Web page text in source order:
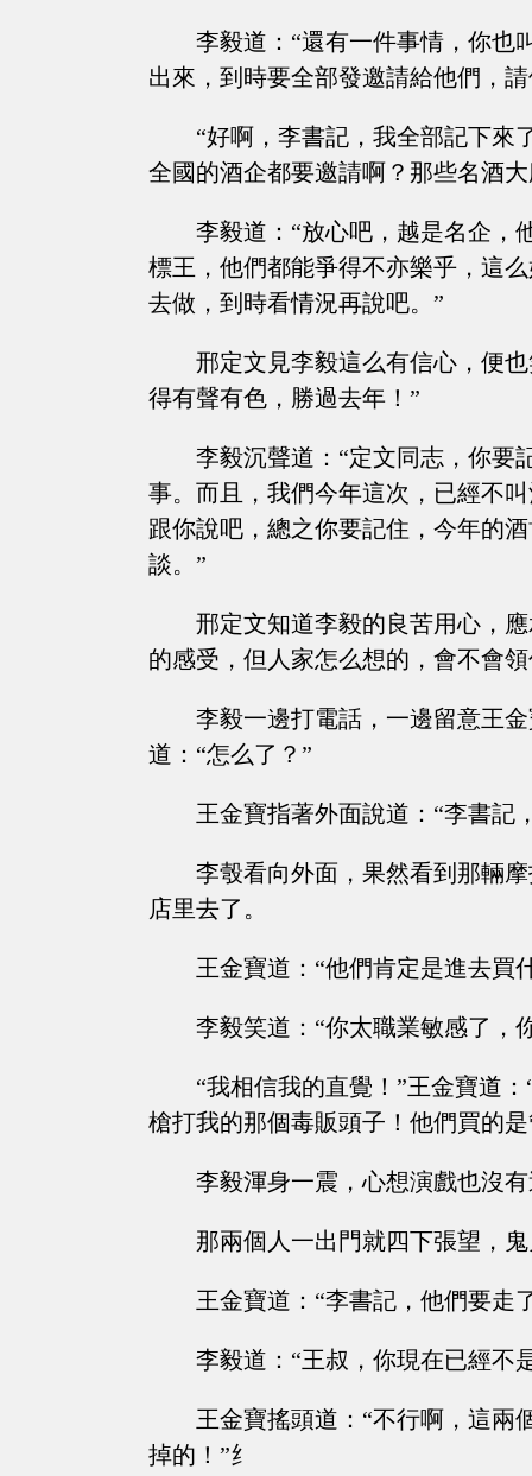
李毅道：“還有一件事情，你也
出來，到時要全部發邀請給他們，
“好啊，李書記，我全部記下來
全國的酒企都要邀請啊？那些名酒
李毅道：“放心吧，越是名企，
標王，他們都能爭得不亦樂乎，這
去做，到時看情況再說吧。”
邢定文見李毅這么有信心，便
得有聲有色，勝過去年！”
李毅沉聲道：“定文同志，你要
事。而且，我們今年這次，已經不
跟你說吧，總之你要記住，今年的
談。”
邢定文知道李毅的良苦用心，
的感受，但人家怎么想的，會不會
李毅一邊打電話，一邊留意王
道：“怎么了？”
王金寶指著外面說道：“李書記
李彀看向外面，果然看到那輛
店里去了。
王金寶道：“他們肯定是進去買
李毅笑道：“你太職業敏感了，
“我相信我的直覺！”王金寶道
槍打我的那個毒販頭子！他們買的
李毅渾身一震，心想演戲也沒
那兩個人一出門就四下張望，
王金寶道：“李書記，他們要走
李毅道：“王叔，你現在已經不
王金寶搖頭道：“不行啊，這兩
掉的！”纟